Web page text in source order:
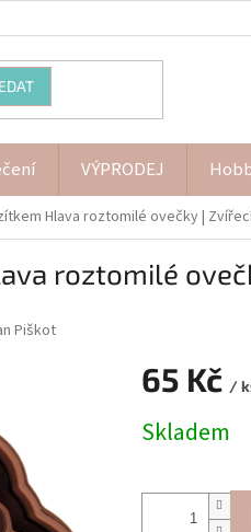
VÝPRODEJ
Hlava roztomilé ovečky|
roztomilé
Piškot
65 Kč /
cena:
Skladem